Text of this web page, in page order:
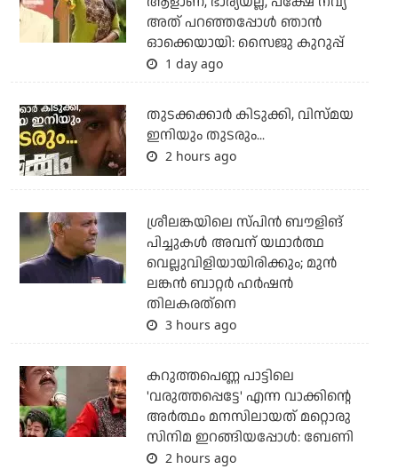
അത് പറഞ്ഞപ്പോള്‍ ഞാന്‍
ഓക്കെയായി: സൈജു കുറുപ്പ്
1 day ago
തുടക്കക്കാര്‍ കിടുക്കി, വിസ്മയ
ഇനിയും തുടരും...
2 hours ago
ശ്രീലങ്കയിലെ സ്പിന്‍ ബൗളിങ്
പിച്ചുകള്‍ അവന് യഥാര്‍ത്ഥ
വെല്ലുവിളിയായിരിക്കും; മുന്‍
ലങ്കന്‍ ബാറ്റര്‍ ഹര്‍ഷന്‍
തിലകരത്‌നെ
3 hours ago
കറുത്തപെണ്ണ പാട്ടിലെ
'വരുത്തപ്പെട്ടേ' എന്ന വാക്കിന്റെ
അർത്ഥം മനസിലായത് മറ്റൊരു
സിനിമ ഇറങ്ങിയപ്പോൾ: ബേണി
2 hours ago